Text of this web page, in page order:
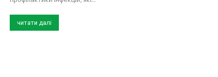
читати далі